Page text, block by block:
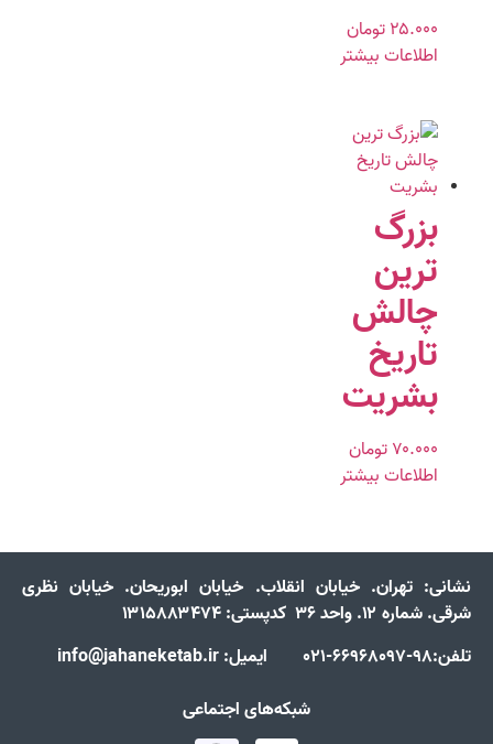
۲۵.۰۰۰ تومان
اطلاعات بیشتر
بزرگ‌
ترین
چالش
تاریخ
بشریت
۷۰.۰۰۰ تومان
اطلاعات بیشتر
نشانی: تهران. خیابان انقلاب. خیابان ابوریحان. خیابان نظری
شرقی. شماره ۱۲. واحد ۳۶ کدپستی: ۱۳۱۵۸۸۳۴۷۴
تلفن:98-66968097-021 ایمیل: info@jahaneketab.ir
شبکه‌های اجتماعی